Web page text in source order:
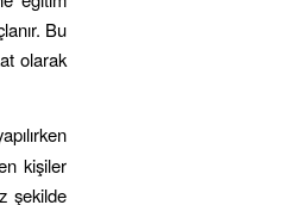
Bu
olarak
kişiler
şekilde